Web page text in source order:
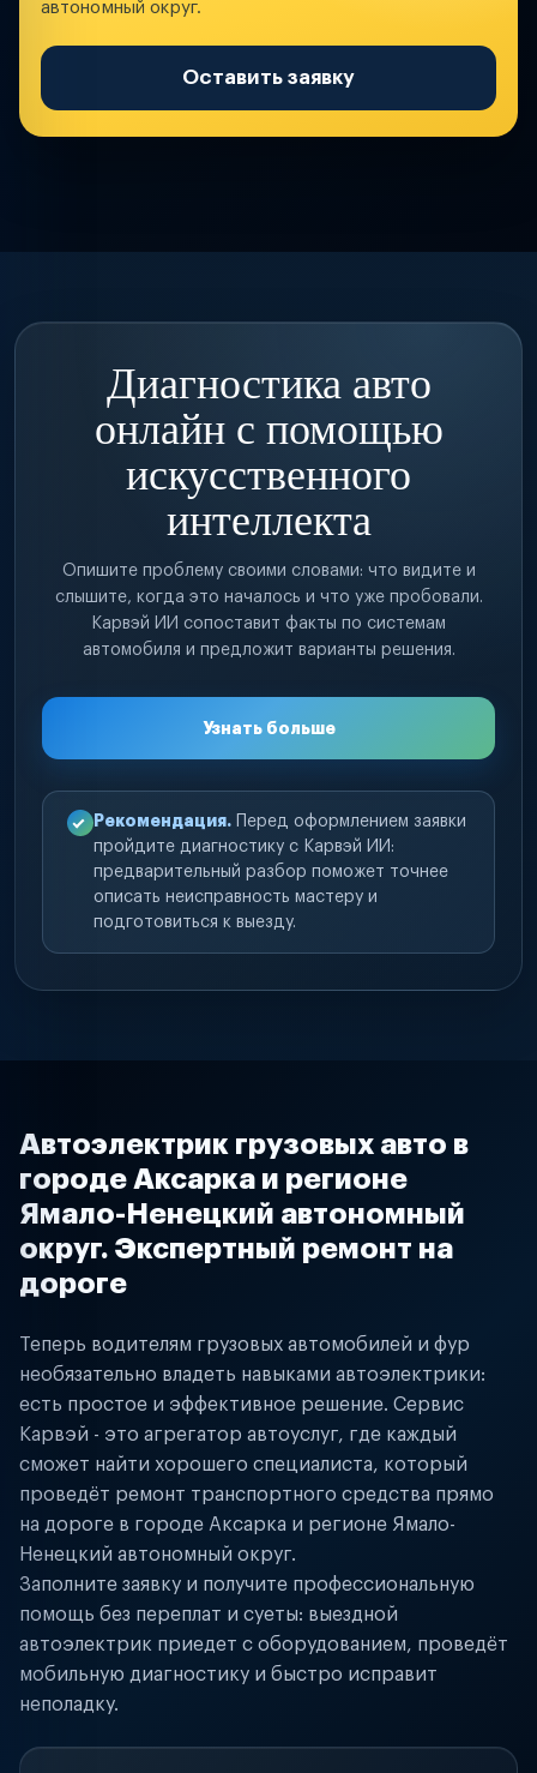
автономный округ.
Оставить заявку
Диагностика авто
онлайн с помощью
искусственного
интеллекта
Опишите проблему своими словами: что видите и
слышите, когда это началось и что уже пробовали.
Карвэй ИИ сопоставит факты по системам
автомобиля и предложит варианты решения.
Узнать больше
Рекомендация. Перед оформлением заявки
пройдите диагностику с Карвэй ИИ:
предварительный разбор поможет точнее
описать неисправность мастеру и
подготовиться к выезду.
Автоэлектрик грузовых авто в
городе Аксарка и регионе
Ямало-Ненецкий автономный
округ. Экспертный ремонт на
дороге
Теперь водителям грузовых автомобилей и фур
необязательно владеть навыками автоэлектрики:
есть простое и эффективное решение. Сервис
Карвэй - это агрегатор автоуслуг, где каждый
сможет найти хорошего специалиста, который
проведёт ремонт транспортного средства прямо
на дороге в городе Аксарка и регионе Ямало-
Ненецкий автономный округ.
Заполните заявку и получите профессиональную
помощь без переплат и суеты: выездной
автоэлектрик приедет с оборудованием, проведёт
мобильную диагностику и быстро исправит
неполадку.